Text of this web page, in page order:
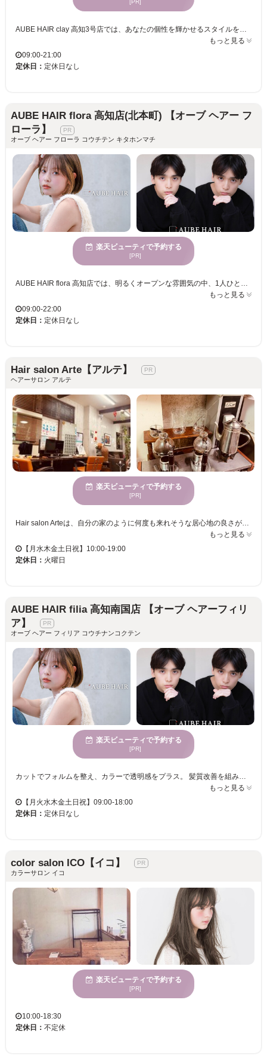
[PR]
AUBE HAIR clay 高知3号店では、あなたの個性を輝かせるスタイルをお届けします。1人ひとりの髪質や骨格を丁寧に見極めることで、ライフスタイルに溶け込む“自分に似合う”スタイルを提供。誰しもが持つ“私らしい可愛さ”を大切にし、トレンドを取り入れたヘアスタイルをお手頃な価格でキープできます。女性に人気のある当サロンでは、あなたの願いを叶えるスタイルを実現。AUBE HAIR clayで、日常を彩る最高のヘアスタイルを体験し、毎日がもっと楽しく自信に満ちた日々に。マンツーマンの丁寧なカウンセリングと施術で、あなたの「なりたい自分」に一歩近づけます。
もっと見る
09:00-21:00
定休日： 定休日なし
AUBE HAIR flora 高知店(北本町) 【オーブ ヘアー フ
ローラ】
オーブ ヘアー フローラ コウチテン キタホンマチ
楽天ビューティで予約する
[PR]
もっと見る
09:00-22:00
定休日： 定休日なし
Hair salon Arte【アルテ】
ヘアーサロン アルテ
楽天ビューティで予約する
[PR]
もっと見る
【月水木金土日祝】10:00-19:00
定休日： 火曜日
AUBE HAIR filia 高知南国店 【オーブ ヘアーフィリ
ア】
オーブ ヘアー フィリア コウチナンコクテン
楽天ビューティで予約する
[PR]
カットでフォルムを整え、カラーで透明感をプラス。 髪質改善を組み合わせることで、触れるたびに違いがわかるツヤ髪へ。 朝のセットもラクになり、毎日のスタイリングがもっと楽しくなる。 あなたらしいカラーとカットを叶える、満足度の高い仕上がりをぜひ体験してください♪ スタッフ一同、お客様のご来店を心よりお待ちしております。
もっと見る
【月火水木金土日祝】09:00-18:00
定休日： 定休日なし
color salon ICO【イコ】
カラーサロン イコ
楽天ビューティで予約する
[PR]
10:00-18:30
定休日： 不定休